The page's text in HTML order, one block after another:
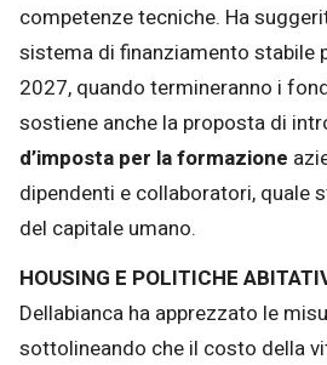
competenze tecniche. Ha
sistema di finanziamento stabile
2027, quando termineranno i
sostiene anche la proposta di
d’imposta per la formazione
dipendenti e collaboratori, quale
del capitale umano.
HOUSING E POLITICHE
Dellabianca ha apprezzato le
sottolineando che il costo della